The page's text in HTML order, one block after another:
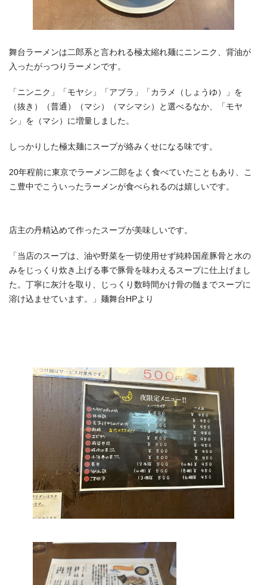
舞台ラーメンは二郎系と言われる極太縮れ麺にニンニク、背油が
入ったがっつりラーメンです。
「ニンニク」「モヤシ」「アブラ」「カラメ（しょうゆ）」を
（抜き）（普通）（マシ）（マシマシ）と選べるなか、「モヤ
シ」を（マシ）に増量しました。
しっかりした極太麺にスープが絡みくせになる味です。
20年程前に東京でラーメン二郎をよく食べていたこともあり、こ
こ豊中でこういったラーメンが食べられるのは嬉しいです。
店主の丹精込めて作ったスープが美味しいです。
「当店のスープは、油や野菜を一切使用せず純粋国産豚骨と水の
みをじっくり炊き上げる事で豚骨を味わえるスープに仕上げまし
た。丁寧に灰汁を取り、じっくり数時間かけ骨の髄までスープに
溶け込ませています。」麺舞台HPより